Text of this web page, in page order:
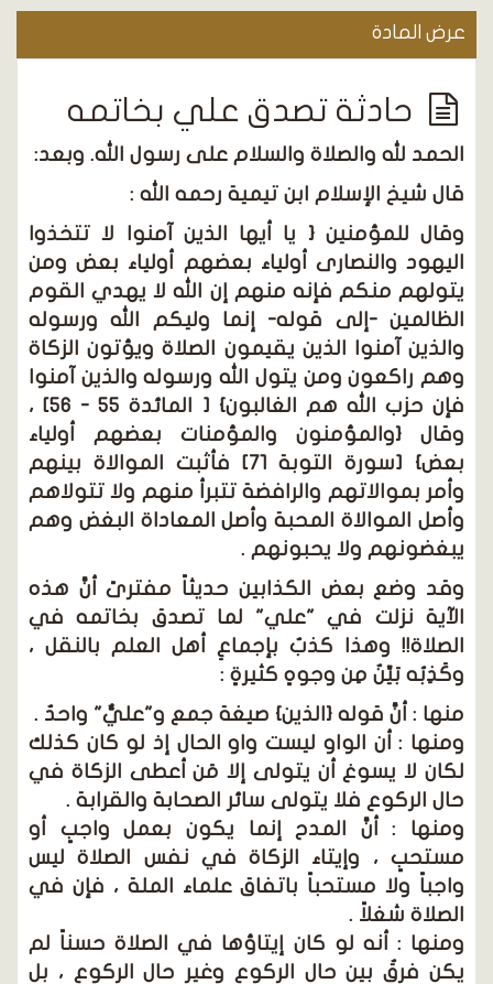
عرض المادة
حادثة تصدق علي بخاتمه
الحمد لله والصلاة والسلام على رسول الله. وبعد:
قال شيخ الإسلام ابن تيمية رحمه الله :
وقال للمؤمنين { يا أيها الذين آمنوا لا تتخذوا
اليهود والنصارى أولياء بعضهم أولياء بعض ومن
يتولهم منكم فإنه منهم إن الله لا يهدي القوم
الظالمين -إلى قوله- إنما وليكم الله ورسوله
والذين آمنوا الذين يقيمون الصلاة ويؤتون الزكاة
وهم راكعون ومن يتول الله ورسوله والذين آمنوا
فإن حزب الله هم الغالبون} [ المائدة 55 - 56] ،
وقال {والمؤمنون والمؤمنات بعضهم أولياء
بعض} [سورة التوبة 71] فأثبت الموالاة بينهم
وأمر بموالاتهم والرافضة تتبرأ منهم ولا تتولاهم
وأصل الموالاة المحبة وأصل المعاداة البغض وهم
يبغضونهم ولا يحبونهم .
وقد وضع بعض الكذابين حديثاً مفترىً أنَّ هذه
الآية نزلت في "علي" لما تصدق بخاتمه في
الصلاة!! وهذا كذبٌ بإجماعِ أهل العلم بالنقل ،
وكَذِبُه بَيِّنٌ مِن وجوهٍ كثيرةٍ :
منها : أنَّ قوله {الذين} صيغة جمع و"عليٌّ" واحدٌ .
ومنها : أن الواو ليست واو الحال إذ لو كان كذلك
لكان لا يسوغ أن يتولى إلا مَن أعطى الزكاة في
حال الركوع فلا يتولى سائر الصحابة والقرابة .
ومنها : أنَّ المدح إنما يكون بعمل واجبٍ أو
مستحبٍ ، وإيتاء الزكاة في نفس الصلاة ليس
واجباً ولا مستحباً باتفاق علماء الملة ، فإن في
الصلاة شغلاً .
ومنها : أنه لو كان إيتاؤها في الصلاة حسناً لم
يكن فرقٌ بين حال الركوع وغير حال الركوع ، بل